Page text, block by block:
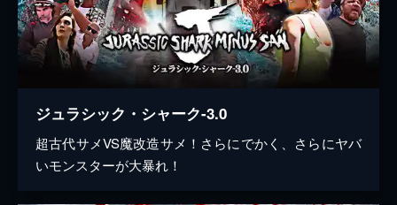
ジュラシック・シャーク-3.0
超古代サメVS魔改造サメ！さらにでかく、さらにヤバ
いモンスターが大暴れ！